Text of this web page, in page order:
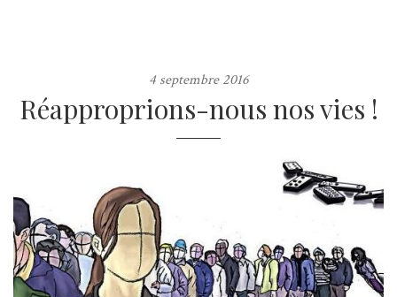
4 septembre 2016
Réapproprions-nous nos vies !